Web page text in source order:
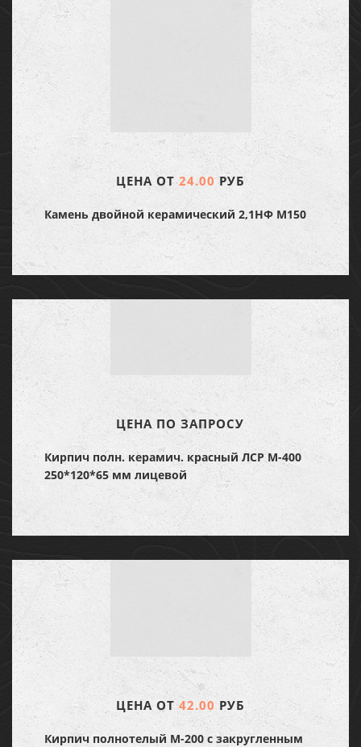
ЦЕНА ОТ24.00РУБ
Камень двойной керамический 2,1НФ М150
ЦЕНА ПО ЗАПРОСУ
Кирпич полн. керамич. красный ЛСР М-400
250*120*65 мм лицевой
ЦЕНА ОТ42.00 РУБ
Кирпич полнотелый М-200 с закругленным